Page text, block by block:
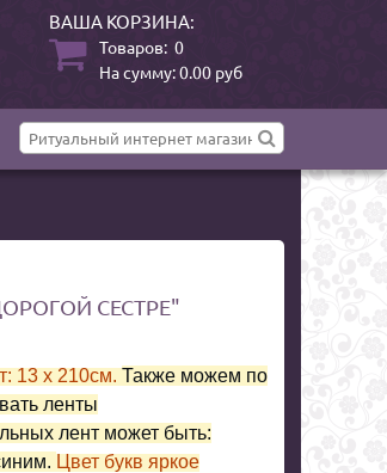
ВАША КОРЗИНА:
Товаров: 0
На сумму:0.00 руб
СЕСТРЕ"
13 x 210см. Также можем по
ленты
лент может быть:
Цвет букв яркое